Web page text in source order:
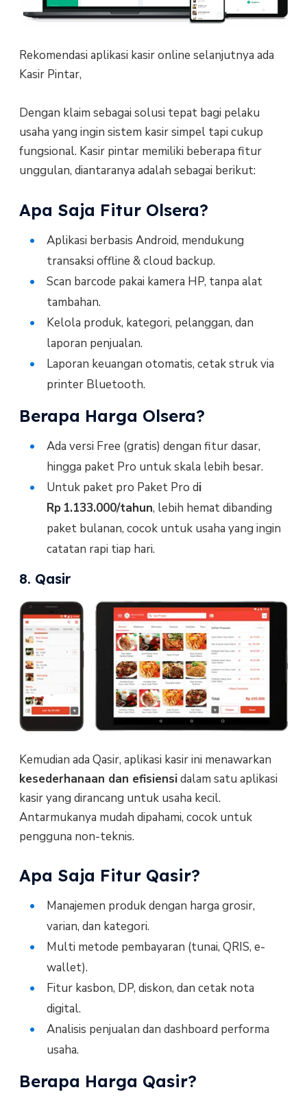
Rekomendasi aplikasi kasir online selanjutnya ada
Kasir Pintar,
Dengan klaim sebagai solusi tepat bagi pelaku
usaha yang ingin sistem kasir simpel tapi cukup
fungsional. Kasir pintar memiliki beberapa fitur
unggulan, diantaranya adalah sebagai berikut:
Apa Saja Fitur Olsera?
Aplikasi berbasis Android, mendukung
transaksi offline & cloud backup.
Scan barcode pakai kamera HP, tanpa alat
tambahan.
Kelola produk, kategori, pelanggan, dan
laporan penjualan.
Laporan keuangan otomatis, cetak struk via
printer Bluetooth.
Berapa Harga Olsera?
Ada versi Free (gratis) dengan fitur dasar,
hingga paket Pro untuk skala lebih besar.
Untuk paket pro Paket Pro di
Rp 1.133.000/tahun, lebih hemat dibanding
paket bulanan, cocok untuk usaha yang ingin
catatan rapi tiap hari.
8. Qasir
Kemudian ada Qasir, aplikasi kasir ini menawarkan
kesederhanaan dan efisiensidalam satu aplikasi
kasir yang dirancang untuk usaha kecil.
Antarmukanya mudah dipahami, cocok untuk
pengguna non-teknis.
Apa Saja Fitur Qasir?
Manajemen produk dengan harga grosir,
varian, dan kategori.
Multi metode pembayaran (tunai, QRIS, e-
wallet).
Fitur kasbon, DP, diskon, dan cetak nota
digital.
Analisis penjualan dan dashboard performa
usaha.
Berapa Harga Qasir?